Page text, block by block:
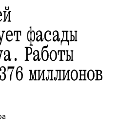
фасады
Работы
миллионов